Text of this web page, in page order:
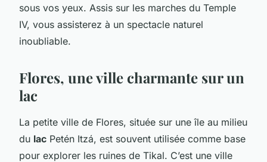
sous vos yeux. Assis sur les marches du Temple
IV, vous assisterez à un spectacle naturel
inoubliable.
Flores, une ville charmante sur un
lac
La petite ville de Flores, située sur une île au milieu
du lac Petén Itzá, est souvent utilisée comme base
pour explorer les ruines de Tikal. C’est une ville